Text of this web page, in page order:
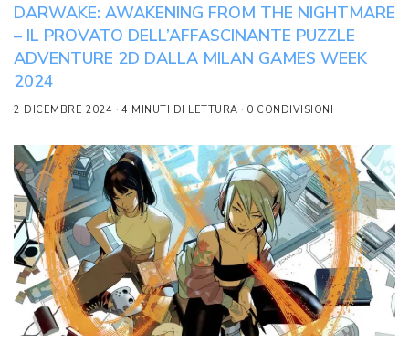
DARWAKE: AWAKENING FROM THE NIGHTMARE
– IL PROVATO DELL’AFFASCINANTE PUZZLE
ADVENTURE 2D DALLA MILAN GAMES WEEK
2024
2 DICEMBRE 2024 4 MINUTI DI LETTURA 0 CONDIVISIONI